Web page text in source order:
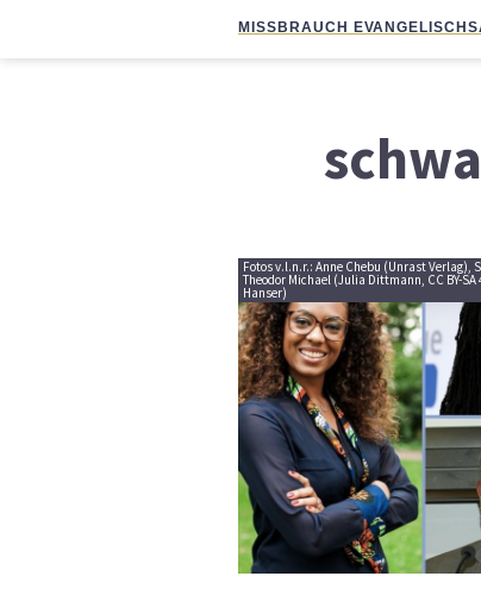
MISSBRAUCH EVANGELISCH
Fotos v.l.n.r.: Anne Chebu (Unrast Verlag),
Theodor Michael (Julia Dittmann, CC BY-
Hanser)